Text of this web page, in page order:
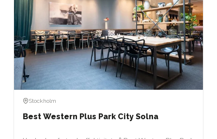
Stockholm
Best Western Plus Park City Solna